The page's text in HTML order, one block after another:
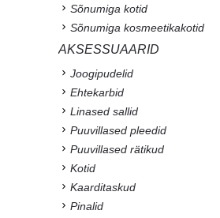
Sõnumiga kotid
Sõnumiga kosmeetikakotid
AKSESSUAARID
Joogipudelid
Ehtekarbid
Linased sallid
Puuvillased pleedid
Puuvillased rätikud
Kotid
Kaarditaskud
Pinalid